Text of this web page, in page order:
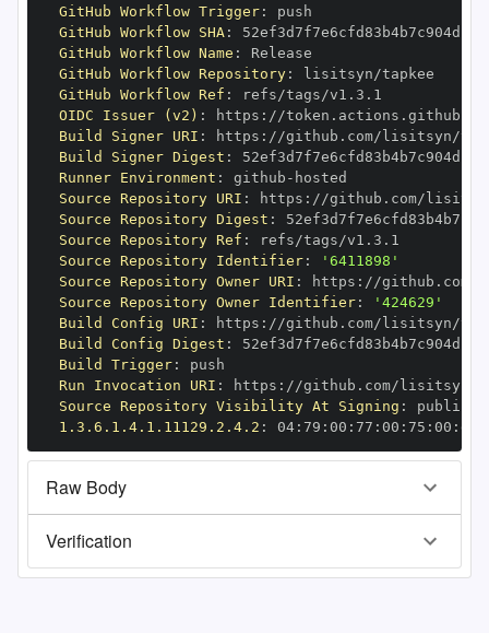
GitHub Workflow Trigger:
GitHub Workflow SHA:
GitHub Workflow Name :
GitHub Workflow Repository:
GitHub Workflow Ref :
OIDC Issuer (v2) : https :
Build Signer URI : https :
Build Signer Digest :
Runner Environment : github -
Source Repository URI : https :
Source Repository Digest :
Source Repository Ref :
Source Repository Identifier:
'6411898'
Source Repository Owner URI : https :
Source Repository Owner Identifier:
'424629'
Build Config URI : https :
Build Config Digest :
Build Trigger:
Run Invocation URI : https :
Source Repository Visibility At Signing :
1.3.6.1.4.1.11129.2.4.2 : 04: 79 : 00 : 77 : 00 : 75 : 00 : dd
Raw Body
Verification